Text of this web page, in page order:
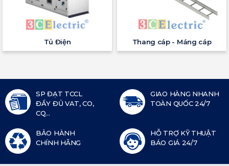
Tủ Điện Thang cáp - Máng cáp
SP ĐẠT TCCL
ĐẦY ĐỦ VAT, CO,
CQ...
GIAO HÀNG NHANH
TOÀN QUỐC 24/7
BẢO HÀNH
CHÍNH HÃNG
HỖ TRỢ KỸ THUẬT
BÁO GIÁ 24/7